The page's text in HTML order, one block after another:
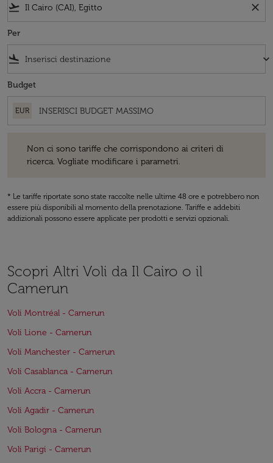
flight_takeoff close
Per
flight_land keyboard_arrow_down
Budget
EUR
Non ci sono tariffe che corrispondono ai criteri di
ricerca. Vogliate modificare i parametri.
* Le tariffe riportate sono state raccolte nelle ultime 48 ore e potrebbero non
essere più disponibili al momento della prenotazione. Tariffe e addebiti
addizionali possono essere applicate per prodotti e servizi opzionali.
Scopri Altri Voli da Il Cairo o il
Camerun
Voli Montréal - Camerun
Voli Lione - Camerun
Voli Manchester - Camerun
Voli Casablanca - Camerun
Voli Accra - Camerun
Voli Agadir - Camerun
Voli Bologna - Camerun
Voli Parigi - Camerun